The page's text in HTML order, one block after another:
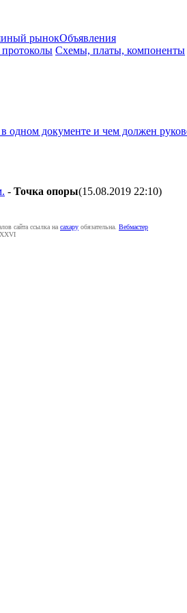
рынокОбъявления
протоколы Схемы, платы, компоненты
одном документе и чем должен
- Точка опоры(15.08.2019 22:10)
сайта ссылка на caxapу обязательна. Вебмастер